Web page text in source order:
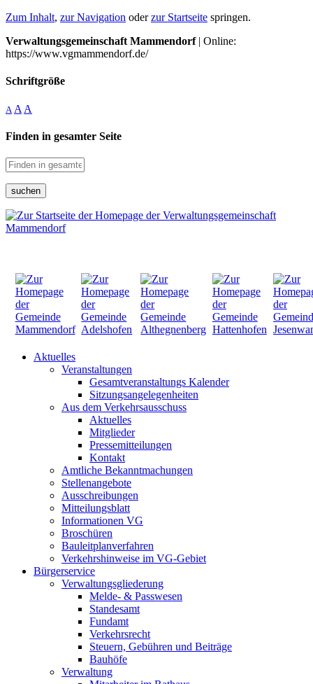
Zum Inhalt, zur Navigation oderzur Startseite springen.
Verwaltungsgemeinschaft Mammendorf| Online:
https://www.vgmammendorf.de/
Schriftgröße
A A A
Finden in gesamter Seite
suchen
Aktuelles
Veranstaltungen
Gesamtveranstaltungs Kalender
Sitzungsangelegenheiten
Aus dem Verkehrsausschuss
Aktuelles
Mitglieder
Pressemitteilungen
Kontakt
Amtliche Bekanntmachungen
Stellenangebote
Ausschreibungen
Mitteilungsblatt
Informationen VG
Broschüren
Bauleitplanverfahren
Verkehrshinweise im VG-Gebiet
Bürgerservice
Verwaltungsgliederung
Melde- & Passwesen
Standesamt
Fundamt
Verkehrsrecht
Steuern, Gebühren und Beiträge
Bauhöfe
Verwaltung